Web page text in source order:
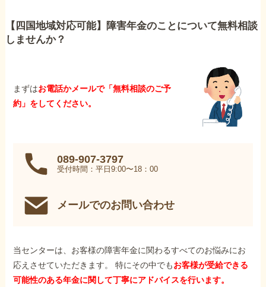
【四国地域対応可能】障害年金のことについて無料相談
しませんか？
まずはお電話かメールで「無料相談のご予
約」をしてください。
089-907-3797
受付時間：平日9:00〜18：00
メールでのお問い合わせ
当センターは、お客様の障害年金に関わるすべてのお悩みにお
応えさせていただきます。 特にその中でもお客様が受給できる
可能性のある年金に関して丁寧にアドバイスを行います。